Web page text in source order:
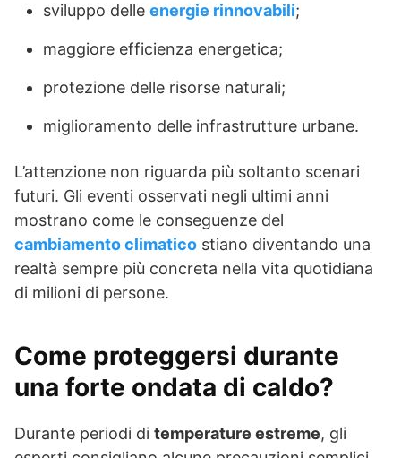
sviluppo delle energie rinnovabili;
maggiore efficienza energetica;
protezione delle risorse naturali;
miglioramento delle infrastrutture urbane.
L’attenzione non riguarda più soltanto scenari
futuri. Gli eventi osservati negli ultimi anni
mostrano come le conseguenze del
cambiamento climatico stiano diventando una
realtà sempre più concreta nella vita quotidiana
di milioni di persone.
Come proteggersi durante
una forte ondata di caldo?
Durante periodi di temperature estreme, gli